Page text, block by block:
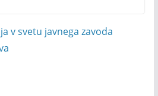
v svetu javnega zavoda